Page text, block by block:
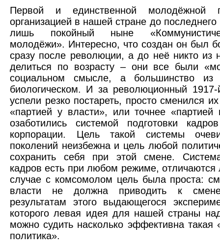
Первой и единственной молодёжной
организацией в нашей стране до
лишь покойный ныне
молодёжи». Интересно, что создан он был
сразу после революции, а до неё никто из
делиться по возрасту – они все были
социальном смысле, а большинство
биологическом. И за революционный
успели резко постареть, просто сменился
«партией у власти», или точнее «партией
озаботились системой подготовки
корпорации. Цель такой системы
поколений неизбежна и цель любой
сохранить себя при этой смене.
кадров есть при любом режиме,
случае с комсомолом цель была проста:
власти не должна приводить к
результатам этого выдающегося
которого левая идея для нашей страны
можно судить насколько эффективна такая
политика».